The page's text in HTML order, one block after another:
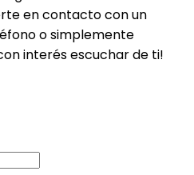
en contacto con un
o simplemente
interés escuchar de ti!